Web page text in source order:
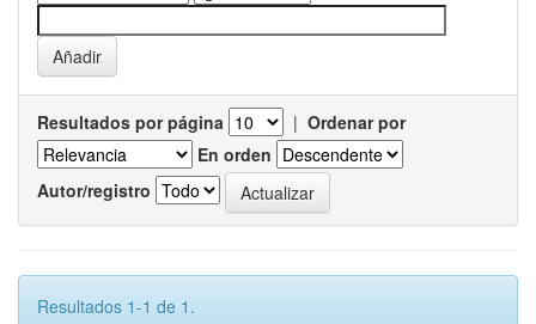
Resultados por página | Ordenar por
En orden
Autor/registro
Resultados 1-1 de 1.